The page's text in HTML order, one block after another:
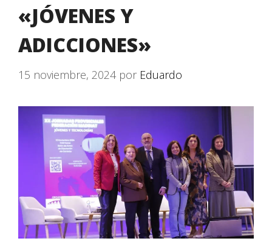
«JÓVENES Y
ADICCIONES»
15 noviembre, 2024 por Eduardo